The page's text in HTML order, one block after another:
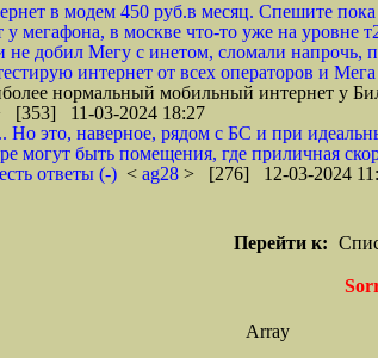
в модем 450 руб.в месяц. Спешите пока
у мегафона, в москве что-то уже на уровне
не добил Мегу с инетом, сломали
интернет от всех операторов и
нормальный мобильный интернет у
[353] 11-03-2024 18:27
Но это, наверное, рядом с БС и при
могут быть помещения, где приличная
ответы (-) < ag28 > [276] 12-03-2024
Перейти к:
Array